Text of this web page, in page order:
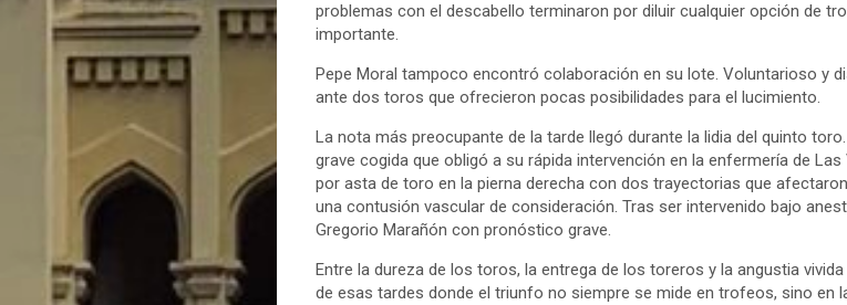
problemas con el descabello terminaron por diluir cualquier opción de
importante.
Pepe Moral tampoco encontró colaboración en su lote. Voluntarioso y
ante dos toros que ofrecieron pocas posibilidades para el lucimiento.
La nota más preocupante de la tarde llegó durante la lidia del quinto
grave cogida que obligó a su rápida intervención en la enfermería de
por asta de toro en la pierna derecha con dos trayectorias que
una contusión vascular de consideración. Tras ser intervenido bajo
Gregorio Marañón con pronóstico grave.
Entre la dureza de los toros, la entrega de los toreros y la angustia
de esas tardes donde el triunfo no siempre se mide en trofeos, sino en